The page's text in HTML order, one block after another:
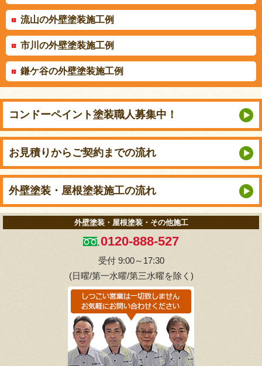
流山の外壁塗装施工例
市川の外壁塗装施工例
鎌ケ谷の外壁塗装施工例
コンドーペイント塗装職人募集中！
お見積りから ご契約までの流れ
外壁塗装・屋根塗装施工の流れ
外壁塗装・屋根塗装・その他施工
0120-888-527
受付 9:00～17:30
(日曜/第一水曜/第三水曜を除く)